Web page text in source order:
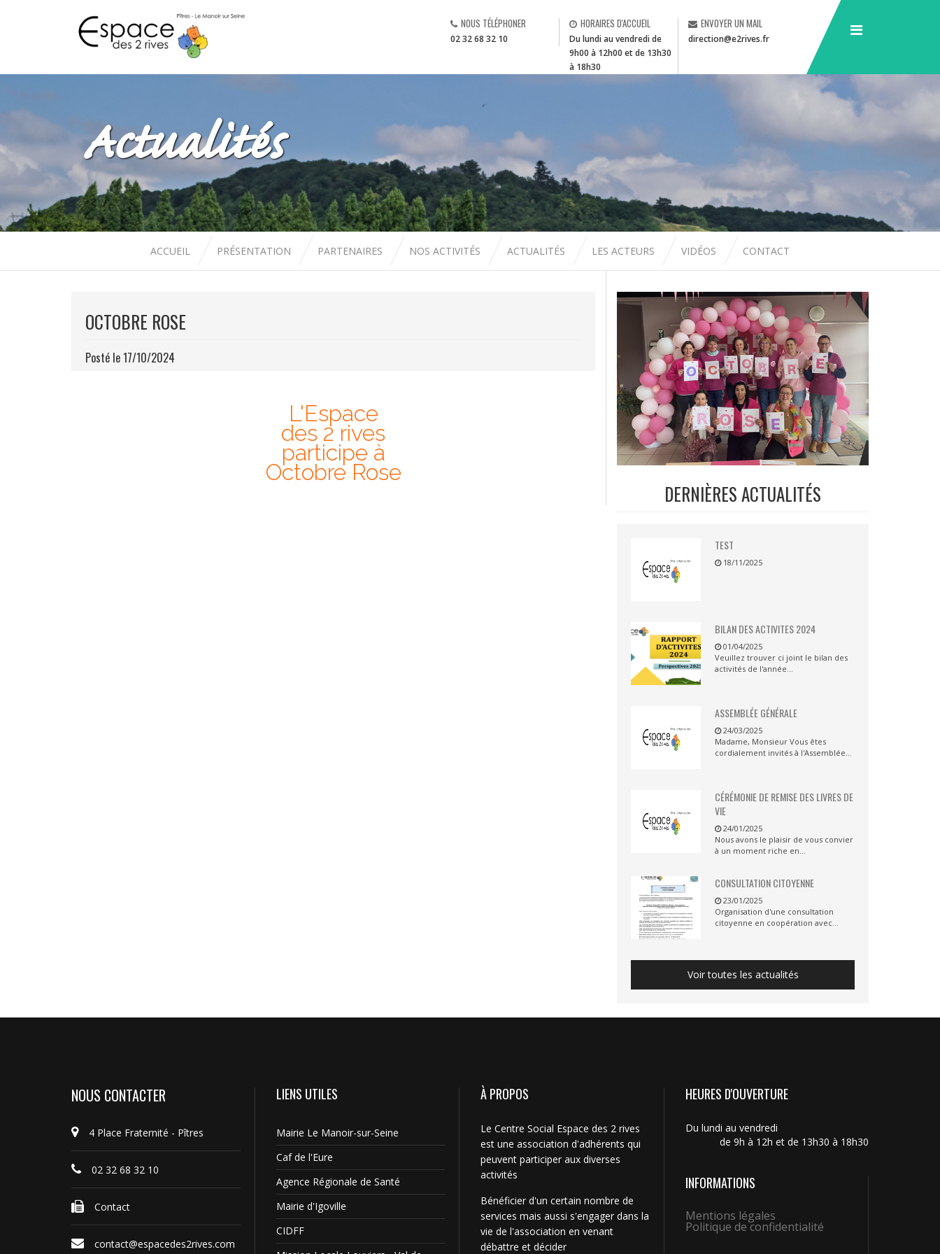
NOUS TÉLÉPHONER
02 32 68 32 10
HORAIRES D'ACCUEIL
Du lundi au vendredi de
9h00 à 12h00 et de 13h30
à 18h30
ENVOYER UN MAIL
direction@e2rives.fr
Actualités
ACCUEIL PRÉSENTATION PARTENAIRES NOS ACTIVITÉS ACTUALITÉS LES ACTEURS VIDÉOS CONTACT
OCTOBRE ROSE
Posté le 17/10/2024
L'Espace
des 2 rives
participe à
Octobre Rose
DERNIÈRES ACTUALITÉS
TEST
18/11/2025
BILAN DES ACTIVITES 2024
01/04/2025
Veuillez trouver ci joint le bilan des
activités de l'année...
ASSEMBLÉE GÉNÉRALE
24/03/2025
Madame, Monsieur Vous êtes
cordialement invités à l'Assemblée...
CÉRÉMONIE DE REMISE DES LIVRES DE
VIE
24/01/2025
Nous avons le plaisir de vous convier
à un moment riche en...
CONSULTATION CITOYENNE
23/01/2025
Organisation d'une consultation
citoyenne en coopération avec...
Voir toutes les actualités
NOUS CONTACTER
4 Place Fraternité - Pîtres
02 32 68 32 10
Contact
contact@espacedes2rives.com
LIENS UTILES
Mairie Le Manoir-sur-Seine
Caf de l'Eure
Agence Régionale de Santé
Mairie d'Igoville
CIDFF
À PROPOS
Le Centre Social Espace des 2 rives
est une association d'adhérents qui
peuvent participer aux diverses
activités
Bénéficier d'un certain nombre de
services mais aussi s'engager dans la
vie de l'association en venant
débattre et décider
HEURES D'OUVERTURE
Du lundi au vendredi
de 9h à 12h et de 13h30 à 18h30
INFORMATIONS
Mentions légales
Politique de confidentialité